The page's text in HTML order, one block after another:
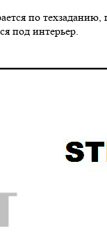
по
под интерьер.